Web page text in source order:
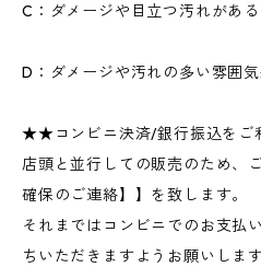
C：ダメージや目立つ汚れがある
D：ダメージや汚れの多い雰囲
★★コンビニ決済/銀行振込を
店頭と並行しての販売のため、
確保のご連絡】】を致します。
それまではコンビニでのお支払
ちいただきますようお願いします